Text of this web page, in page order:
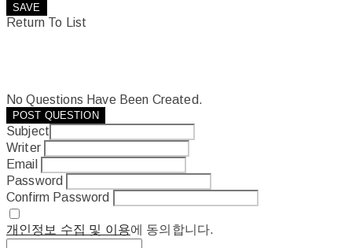
SAVE
Return To List
No Questions Have Been Created.
POST QUESTION
Subject
Writer
Email
Password
Confirm Password
개인정보 수집 및 이용에 동의합니다.